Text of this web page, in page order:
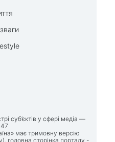
суб’єктів у сфері медіа —
має тримовну версію
головна сторінка порталу -